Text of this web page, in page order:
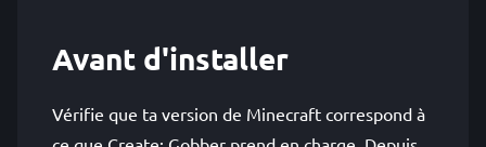
Avant d'installer
Vérifie que ta version de Minecraft correspond à